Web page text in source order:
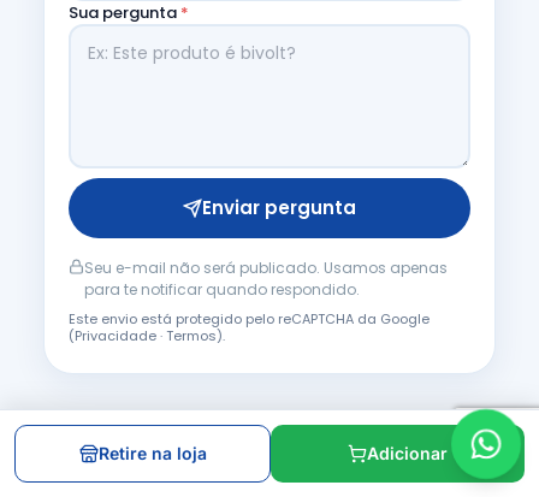
Sua pergunta *
Enviar pergunta
Seu e-mail não será publicado. Usamos apenas
para te notificar quando respondido.
Este envio está protegido pelo reCAPTCHA da Google
(Privacidade·Termos).
Dúvidas frequentes
Retire na loja Adicionar